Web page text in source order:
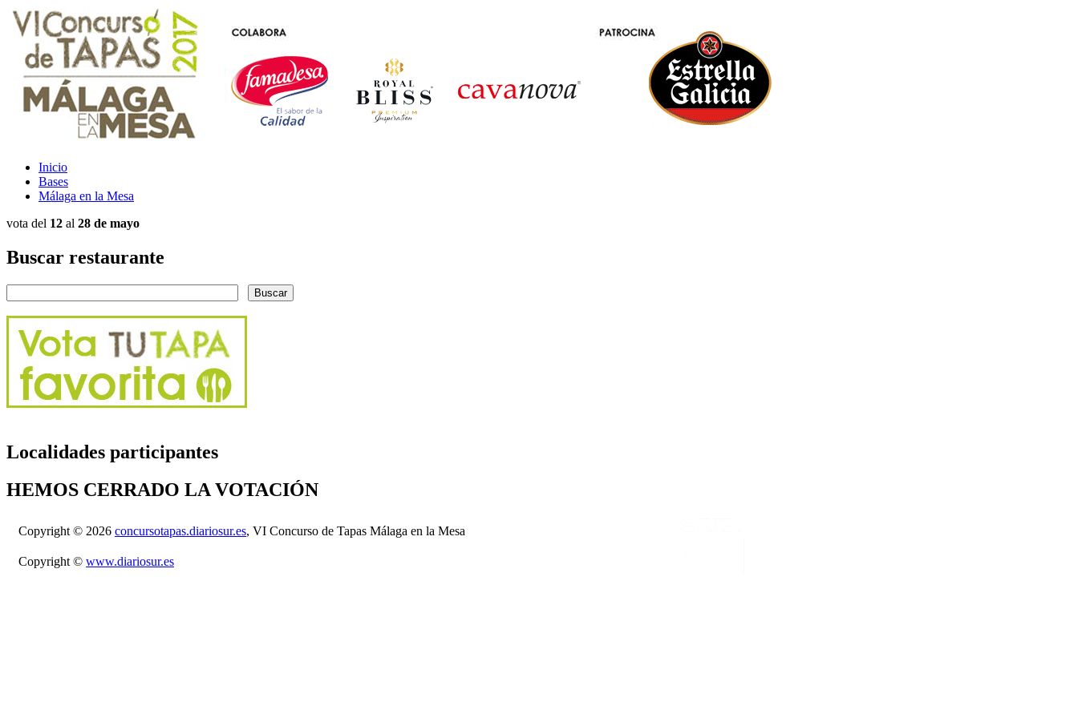
Inicio
Bases
Málaga en la Mesa
vota del 12 al 28 de mayo
Buscar restaurante
Localidades participantes
HEMOS CERRADO LA VOTACIÓN
Copyright © 2026 concursotapas.diariosur.es, VI Concurso de Tapas Málaga en la Mesa
Copyright © www.diariosur.es